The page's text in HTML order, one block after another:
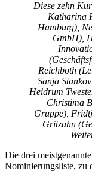
Diese zehn
Katharina
Hamburg),
GmbH),
Reichboth
Sanja
Heidrum
Christima
Gruppe),
Gritzuhn
Die drei
Nominierungsliste, zu